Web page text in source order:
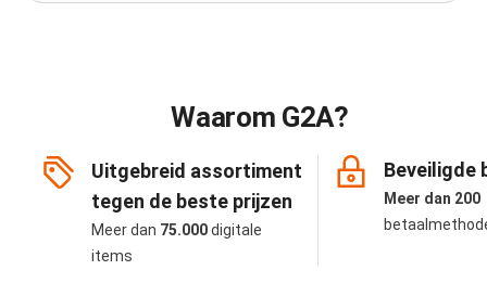
Waarom G2A?
Uitgebreid assortiment
tegen de beste prijzen
Meer dan 75.000digitale
items
Beveiligde
Meer dan 200